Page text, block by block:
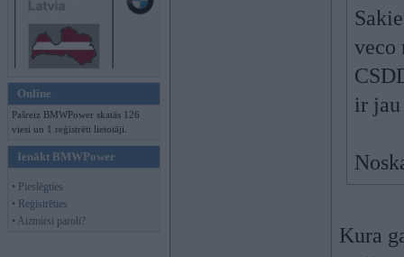
Online
Pašreiz BMWPower skatās 126
viesi un 1 reģistrēti lietotāji.
Ienākt BMWPower
• Pieslēgties
• Reģistrēties
• Aizmirsi paroli?
veco
ir jau
Kura